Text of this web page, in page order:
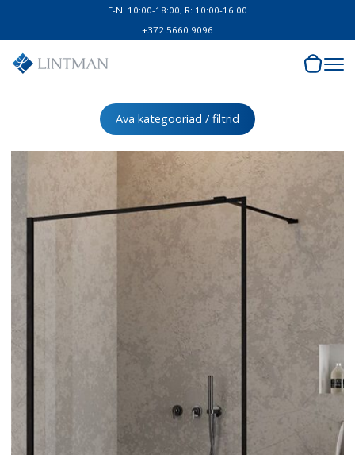
E-N: 10:00-18:00; R: 10:00-16:00
+372 5660 9096
Ava kategooriad / filtrid